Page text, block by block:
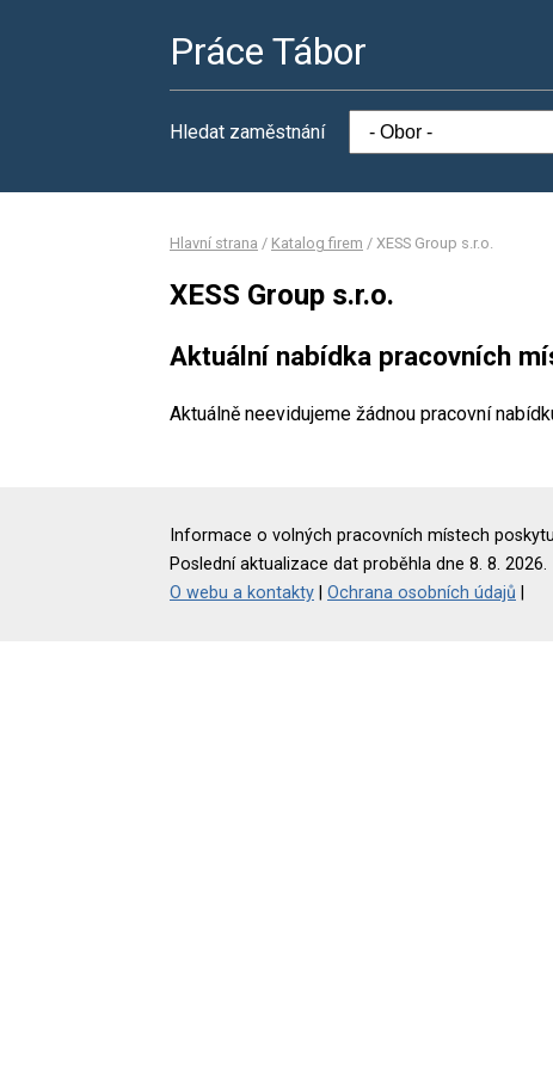
Práce Tábor
Hledat zaměstnání
Hlavní strana / Katalog firem / XESS Group s.r.o.
XESS Group s.r.o.
Aktuální nabídka pracovních
Aktuálně neevidujeme žádnou pracovní
Informace o volných pracovních místech
Poslední aktualizace dat proběhla dne 8. 8. 2026.
O webu a kontakty
Ochrana osobních údajů